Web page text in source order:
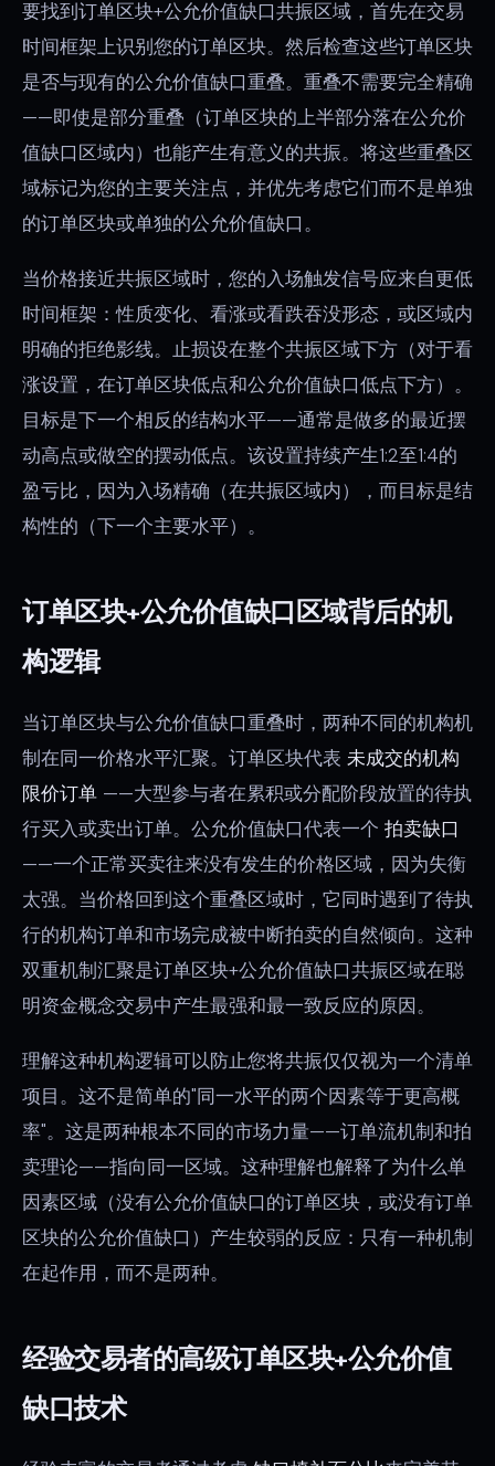
要找到订单区块+公允价值缺口共振区域，首先在交易
时间框架上识别您的订单区块。然后检查这些订单区块
是否与现有的公允价值缺口重叠。重叠不需要完全精确
——即使是部分重叠（订单区块的上半部分落在公允价
值缺口区域内）也能产生有意义的共振。将这些重叠区
域标记为您的主要关注点，并优先考虑它们而不是单独
的订单区块或单独的公允价值缺口。
当价格接近共振区域时，您的入场触发信号应来自更低
时间框架：性质变化、看涨或看跌吞没形态，或区域内
明确的拒绝影线。止损设在整个共振区域下方（对于看
涨设置，在订单区块低点和公允价值缺口低点下方）。
目标是下一个相反的结构水平——通常是做多的最近摆
动高点或做空的摆动低点。该设置持续产生1:2至1:4的
盈亏比，因为入场精确（在共振区域内），而目标是结
构性的（下一个主要水平）。
订单区块+公允价值缺口区域背后的机
构逻辑
当订单区块与公允价值缺口重叠时，两种不同的机构机
制在同一价格水平汇聚。订单区块代表 未成交的机构
限价订单 ——大型参与者在累积或分配阶段放置的待执
行买入或卖出订单。公允价值缺口代表一个 拍卖缺口
——一个正常买卖往来没有发生的价格区域，因为失衡
太强。当价格回到这个重叠区域时，它同时遇到了待执
行的机构订单和市场完成被中断拍卖的自然倾向。这种
双重机制汇聚是订单区块+公允价值缺口共振区域在聪
明资金概念交易中产生最强和最一致反应的原因。
理解这种机构逻辑可以防止您将共振仅仅视为一个清单
项目。这不是简单的"同一水平的两个因素等于更高概
率"。这是两种根本不同的市场力量——订单流机制和拍
卖理论——指向同一区域。这种理解也解释了为什么单
因素区域（没有公允价值缺口的订单区块，或没有订单
区块的公允价值缺口）产生较弱的反应：只有一种机制
在起作用，而不是两种。
经验交易者的高级订单区块+公允价值
缺口技术